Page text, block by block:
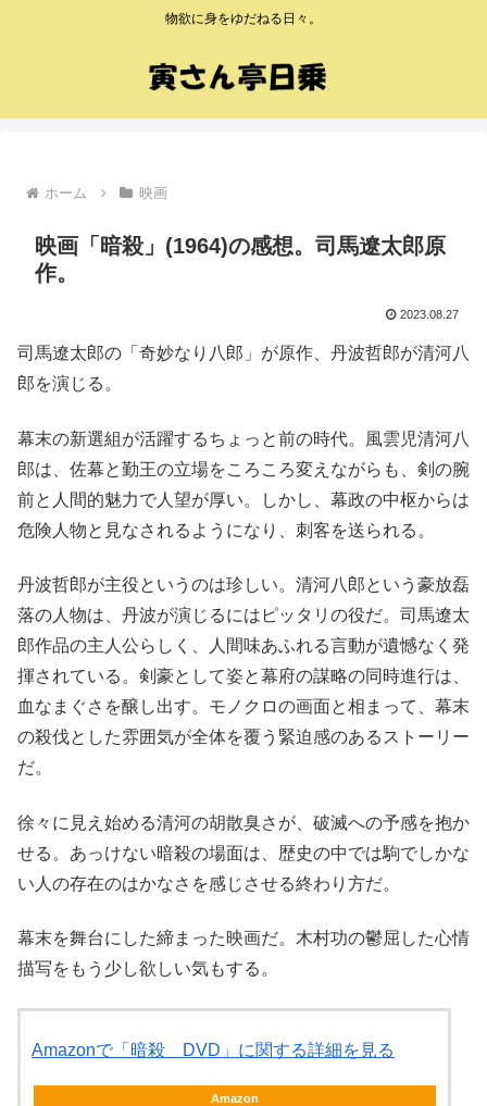
物欲に身をゆだねる日々。
ホーム 映画
映画「暗殺」(1964)の感想。司馬遼太郎原
作。
2023.08.27
司馬遼太郎の「奇妙なり八郎」が原作、丹波哲郎が清河八
郎を演じる。
幕末の新選組が活躍するちょっと前の時代。風雲児清河八
郎は、佐幕と勤王の立場をころころ変えながらも、剣の腕
前と人間的魅力で人望が厚い。しかし、幕政の中枢からは
危険人物と見なされるようになり、刺客を送られる。
丹波哲郎が主役というのは珍しい。清河八郎という豪放磊
落の人物は、丹波が演じるにはピッタリの役だ。司馬遼太
郎作品の主人公らしく、人間味あふれる言動が遺憾なく発
揮されている。剣豪として姿と幕府の謀略の同時進行は、
血なまぐさを醸し出す。モノクロの画面と相まって、幕末
の殺伐とした雰囲気が全体を覆う緊迫感のあるストーリー
だ。
徐々に見え始める清河の胡散臭さが、破滅への予感を抱か
せる。あっけない暗殺の場面は、歴史の中では駒でしかな
い人の存在のはかなさを感じさせる終わり方だ。
幕末を舞台にした締まった映画だ。木村功の鬱屈した心情
描写をもう少し欲しい気もする。
Amazonで「暗殺 DVD」に関する詳細を見る
Amazon